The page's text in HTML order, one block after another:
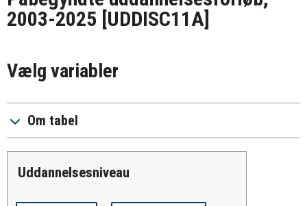
2003-2025 [UDDISC11A]
Vælg variabler
Om tabel
uddannelsesniveau